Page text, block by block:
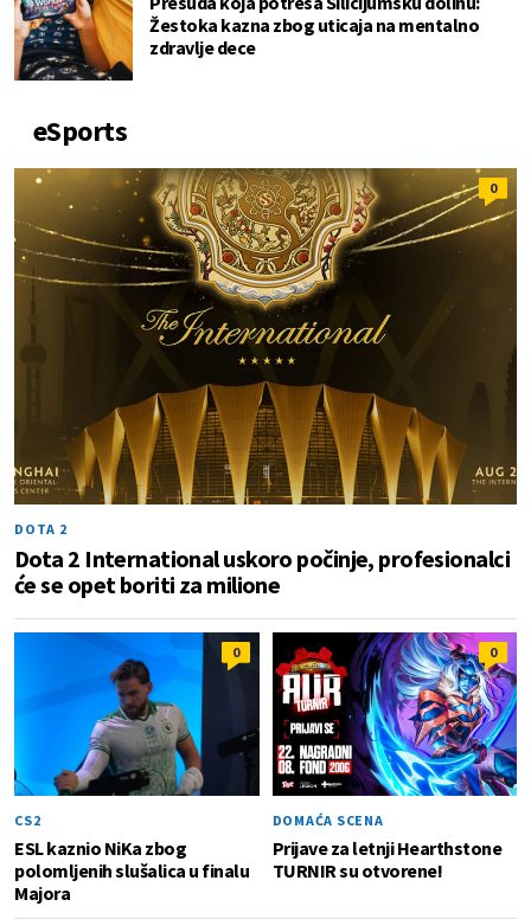
Žestoka kazna zbog uticaja na mentalno
zdravlje dece
eSports
0
DOTA 2
Dota 2 International uskoro počinje, profesionalci
će se opet boriti za milione
0
CS2
ESL kaznio NiKa zbog
polomljenih slušalica u finalu
Majora
0
DOMAĆA SCENA
Prijave za letnji Hearthstone
TURNIR su otvorene!